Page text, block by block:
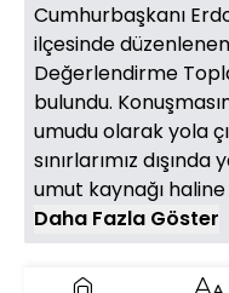
Cumhurbaşkanı
ilçesinde
Değerlendirme
bulundu.
umudu olarak yola
sınırlarımız
umut kaynağı
Daha Fazla Göster